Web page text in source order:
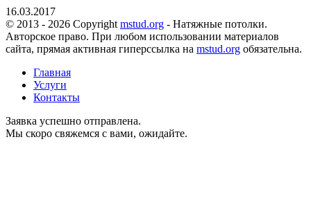
16.03.2017
© 2013 - 2026 Copyright mstud.org - Натяжные потолки.
Авторское право. При любом использовании материалов
сайта, прямая активная гиперссылка на mstud.org обязательна.
Главная
Услуги
Контакты
Заявка успешно отправлена.
Мы скоро свяжемся с вами, ожидайте.